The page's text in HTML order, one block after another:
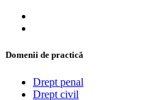
Domenii de practică
Drept penal
Drept civil